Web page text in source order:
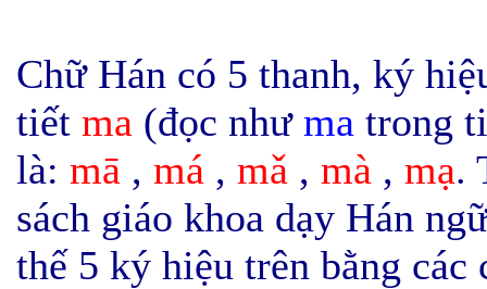
Chữ Hán có 5 thanh, ký
tiết ma (đọc như ma trong
là: mā , má , mǎ , mà , mạ.
sách giáo khoa dạy Hán
thế 5 ký hiệu trên bằng các